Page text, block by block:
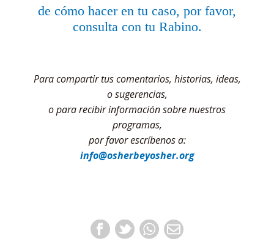
de cómo hacer en tu caso, por favor,
consulta con tu Rabino.
Para compartir tus comentarios, historias, ideas,
o sugerencias,
o para recibir información sobre nuestros
programas,
por favor escríbenos a:
info@osherbeyosher.org